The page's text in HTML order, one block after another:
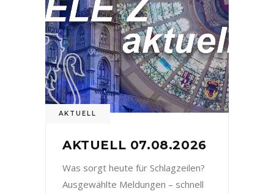
AKTUELL
AKTUELL 07.08.2026
Was sorgt heute für Schlagzeilen?
Ausgewählte Meldungen – schnell